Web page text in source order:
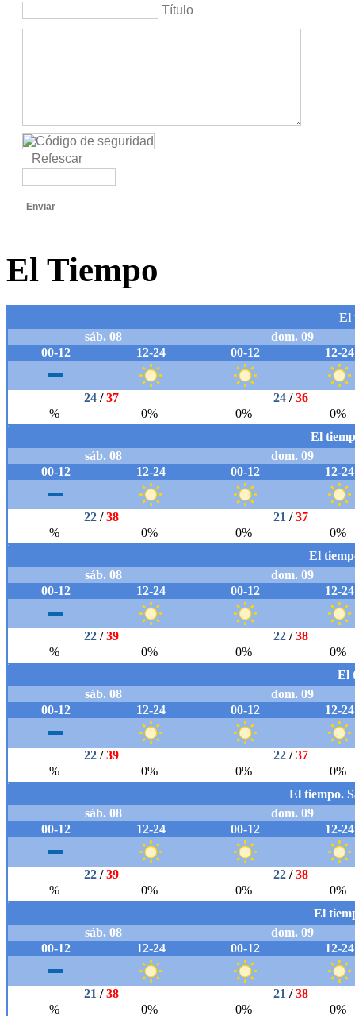
Título
Refescar
Enviar
El Tiempo